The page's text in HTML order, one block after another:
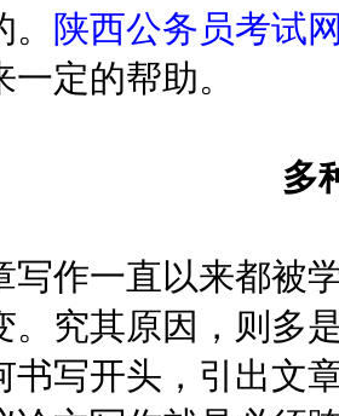
陕西公务员考试
定的帮助。
多
一直以来都被学
。究其原因，则多
书写开头，引出文